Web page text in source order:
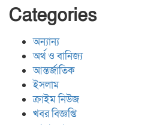
Categories
অন্যান্য
অর্থ ও বানিজ্য
আন্তর্জাতিক
ইসলাম
ক্রাইম নিউজ
খবর বিজ্ঞপ্তি